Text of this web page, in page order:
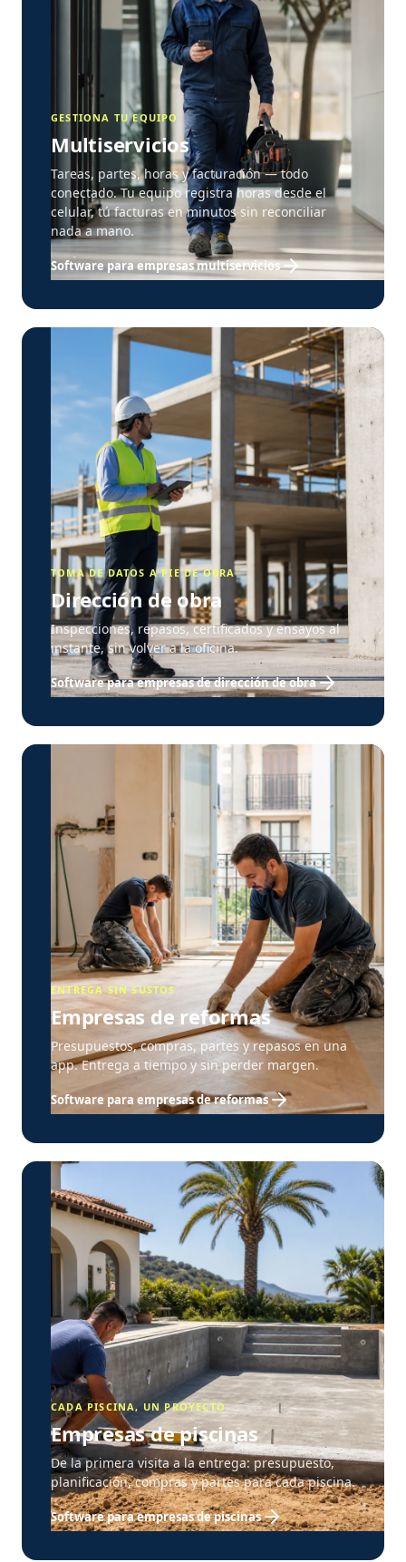
GESTIONA TU EQUIPO
Multiservicios
Tareas, partes, horas y facturación — todo
conectado. Tu equipo registra horas desde el
celular, tú facturas en minutos sin reconciliar
nada a mano.
Software para empresas multiservicios
TOMA DE DATOS A PIE DE OBRA
Dirección de obra
Inspecciones, repasos, certificados y ensayos al
instante, sin volver a la oficina.
Software para empresas de dirección de obra
ENTREGA SIN SUSTOS
Empresas de reformas
Presupuestos, compras, partes y repasos en una
app. Entrega a tiempo y sin perder margen.
Software para empresas de reformas
CADA PISCINA, UN PROYECTO
Empresas de piscinas
De la primera visita a la entrega: presupuesto,
planificación, compras y partes para cada piscina.
Software para empresas de piscinas